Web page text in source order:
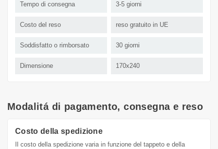
Tempo di consegna 3-5 giorni
Costo del reso reso gratuito in UE
Soddisfatto o rimborsato 30 giorni
Dimensione 170x240
Modalitá di pagamento, consegna e reso
Costo della spedizione
Il costo della spedizione varia in funzione del tappeto e della